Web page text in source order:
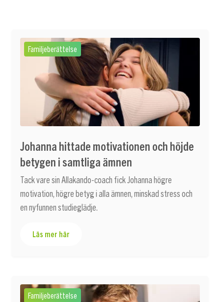
Familjeberättelse
Johanna hittade motivationen och höjde
betygen i samtliga ämnen
Tack vare sin Allakando-coach fick Johanna högre
motivation, högre betyg i alla ämnen, minskad stress och
en nyfunnen studieglädje.
Läs mer här
Familjeberättelse